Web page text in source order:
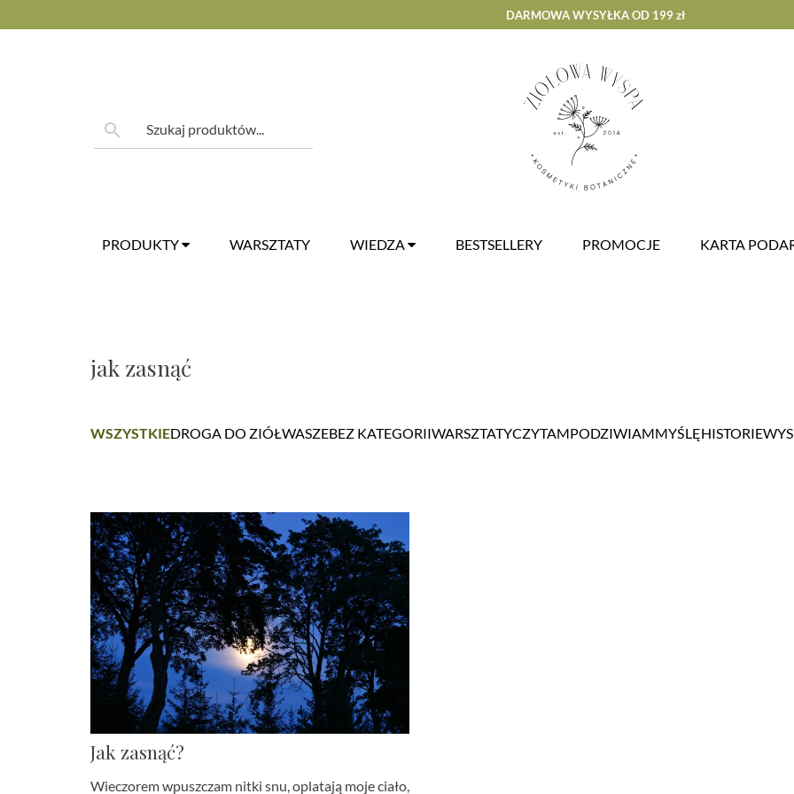
to
DARMOWA WYSYŁKA OD 199 zł
search
PRODUKTY WARSZTATY WIEDZA BESTSELLERY PROMOCJE KARTA
jak zasnąć
WSZYSTKIEDROGA DO ZIÓŁWASZEBEZ KATEGORIIWARSZTATYCZYTAMPODZIWIAMMYŚLĘHISTORIE
Jak zasnąć?
Wieczorem wpuszczam nitki snu, oplatają moje ciało,